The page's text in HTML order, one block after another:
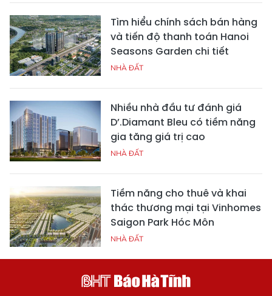
Tìm hiểu chính sách bán hàng
và tiến độ thanh toán Hanoi
Seasons Garden chi tiết
NHÀ ĐẤT
Nhiều nhà đầu tư đánh giá
D’.Diamant Bleu có tiềm năng
gia tăng giá trị cao
NHÀ ĐẤT
Tiềm năng cho thuê và khai
thác thương mại tại Vinhomes
Saigon Park Hóc Môn
NHÀ ĐẤT